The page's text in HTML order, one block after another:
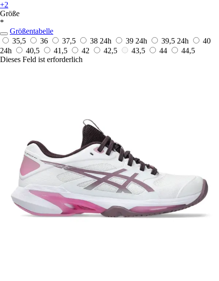
+2
Größe
*
Größentabelle
35,5
36 37,5 38 24h 39 24h 39,5 24h
40
24h
40,5 41,5 42 42,5 43,5 44
44,5
Dieses Feld ist erforderlich